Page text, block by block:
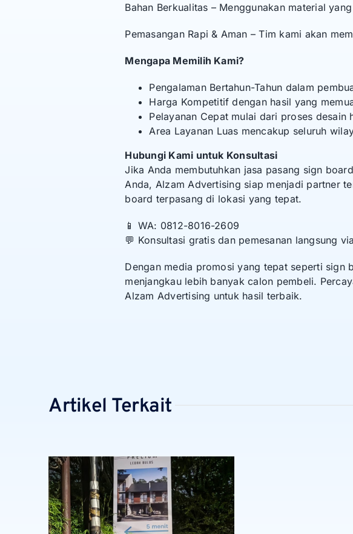
Bahan Berkualitas – Menggunakan material
Pemasangan Rapi & Aman – Tim kami akan
Mengapa Memilih Kami?
Pengalaman Bertahun-Tahun dalam
Harga Kompetitif dengan hasil yang
Pelayanan Cepat mulai dari proses desain
Area Layanan Luas mencakup seluruh
Hubungi Kami untuk Konsultasi
Jika Anda membutuhkan jasa pasang sign
Anda, Alzam Advertising siap menjadi partner
board terpasang di lokasi yang tepat.
📱 WA: 0812-8016-2609
💬 Konsultasi gratis dan pemesanan langsung
Dengan media promosi yang tepat seperti
menjangkau lebih banyak calon pembeli.
Alzam Advertising untuk hasil terbaik.
Artikel Terkait